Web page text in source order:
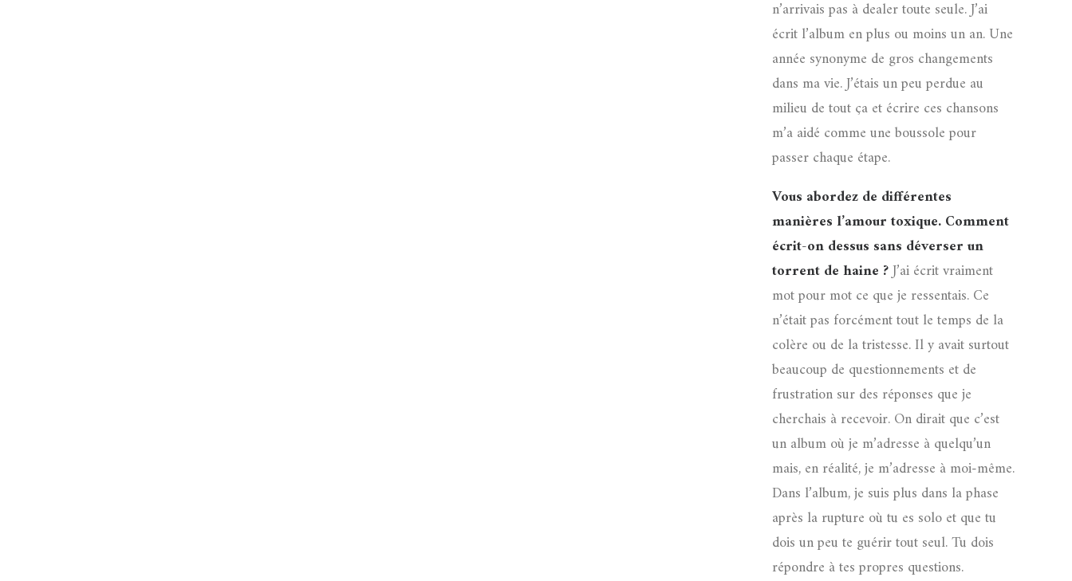
n’arrivais pas à dealer toute seule. J’ai
écrit l’album en plus ou moins un an. Une
année synonyme de gros changements
dans ma vie. J’étais un peu perdue au
milieu de tout ça et écrire ces chansons
m’a aidé comme une boussole pour
passer chaque étape.
Vous abordez de différentes
manières l’amour toxique. Comment
écrit-on dessus sans déverser un
torrent de haine ?J’ai écrit vraiment
mot pour mot ce que je ressentais. Ce
n’était pas forcément tout le temps de la
colère ou de la tristesse. Il y avait surtout
beaucoup de questionnements et de
frustration sur des réponses que je
cherchais à recevoir. On dirait que c’est
un album où je m’adresse à quelqu’un
mais, en réalité, je m’adresse à moi-même.
Dans l’album, je suis plus dans la phase
après la rupture où tu es solo et que tu
dois un peu te guérir tout seul. Tu dois
répondre à tes propres questions.